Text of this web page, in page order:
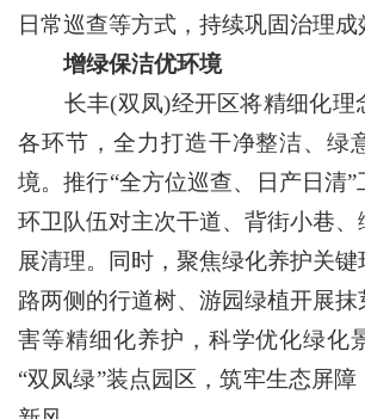
日常巡查等方式，持续巩固治理成
增绿保洁优环境
长丰(双凤)经开区将精细化理
各环节，全力打造干净整洁、绿
境。推行“全方位巡查、日产日清
环卫队伍对主次干道、背街小巷
展清理。同时，聚焦绿化养护关
路两侧的行道树、游园绿植开展
害等精细化养护，科学优化绿化
“双凤绿”装点园区，筑牢生态屏障